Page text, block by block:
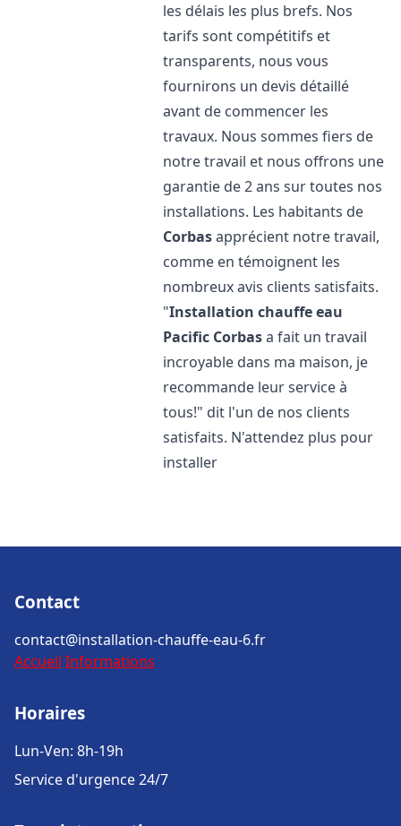
les délais les plus brefs. Nos
tarifs sont compétitifs et
transparents, nous vous
fournirons un devis détaillé
avant de commencer les
travaux. Nous sommes fiers de
notre travail et nous offrons une
garantie de 2 ans sur toutes nos
installations. Les habitants de
Corbasapprécient notre travail,
comme en témoignent les
nombreux avis clients satisfaits.
"Installation chauffe eau
Pacific Corbasa fait un travail
incroyable dans ma maison, je
recommande leur service à
tous!" dit l'un de nos clients
satisfaits. N'attendez plus pour
installer
Contact
contact@installation-chauffe-eau-6.fr
Accueil Informations
Horaires
Lun-Ven: 8h-19h
Service d'urgence 24/7